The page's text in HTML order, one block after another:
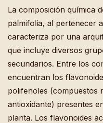
La composición química
palmifolia, al pertenecer
caracteriza por una
que incluye diversos
secundarios. Entre los
encuentran los
polifenoles (compuestos
antioxidante) presentes
planta. Los flavonoides